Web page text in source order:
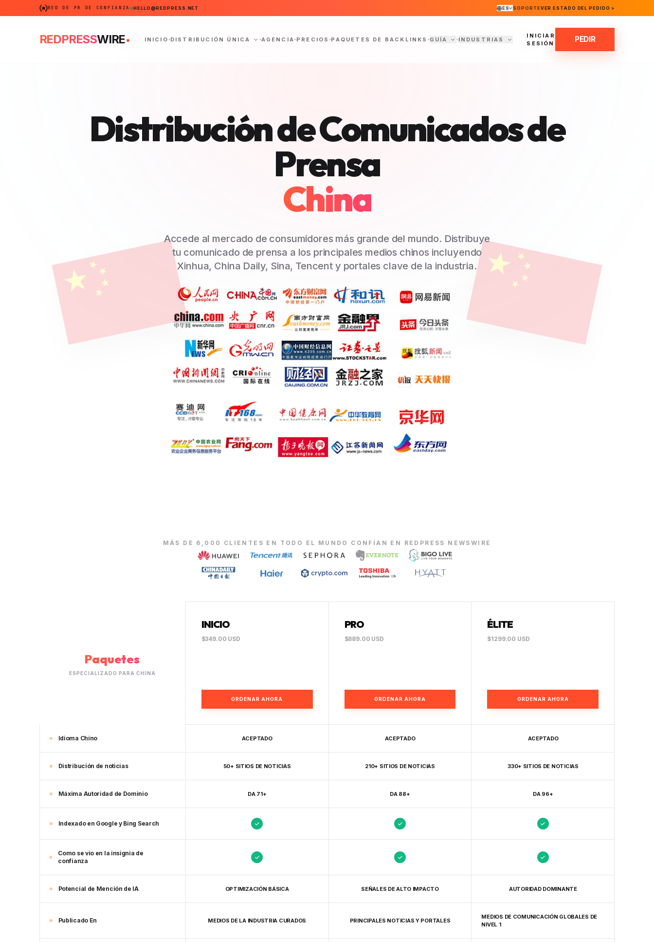
RED DE PR DE CONFIANZA HELLO@REDPRESS.NET ES SOPORTEVER ESTADO DEL PEDIDO >
REDPRESSWIRE. INICIO DISTRIBUCIÓN ÚNICA AGENCIA PRECIOS PAQUETES DE BACKLINKS GUÍA INDUSTRIAS
INICIAR
SESIÓN
PEDIR
Distribución de Comunicados de
Prensa
China
Accede al mercado de consumidores más grande del mundo. Distribuye
tu comunicado de prensa a los principales medios chinos incluyendo
Xinhua, China Daily, Sina, Tencent y portales clave de la industria.
MÁS DE 6,000 CLIENTES EN TODO EL MUNDO CONFÍAN EN REDPRESS NEWSWIRE
Paquetes
ESPECIALIZADO PARA CHINA
INICIO
$349.00 USD
ORDENAR AHORA
PRO
$889.00 USD
ORDENAR AHORA
ÉLITE
$1299.00 USD
ORDENAR AHORA
Idioma Chino ACEPTADO ACEPTADO ACEPTADO
Distribución de noticias 50+ SITIOS DE NOTICIAS 210+ SITIOS DE NOTICIAS 330+ SITIOS DE NOTICIAS
Máxima Autoridad de Dominio DA 71+ DA 88+ DA 96+
Indexado en Google y Bing Search
Como se vio en la insignia de
confianza
Potencial de Mención de IA OPTIMIZACIÓN BÁSICA SEÑALES DE ALTO IMPACTO AUTORIDAD DOMINANTE
Publicado En MEDIOS DE LA INDUSTRIA CURADOS PRINCIPALES NOTICIAS Y PORTALES
MEDIOS DE COMUNICACIÓN GLOBALES DE
NIVEL 1